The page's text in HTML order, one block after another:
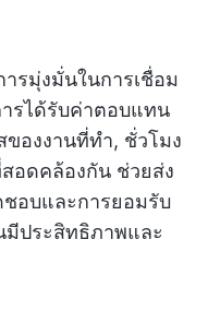
รมุ่งมั่นในการเชื่อม
ารได้รับค่าตอบแทน
ของงานที่ทำ, ชั่วโมง
อดคล้องกัน ช่วยส่ง
อบและการยอมรับ
มีประสิทธิภาพและ